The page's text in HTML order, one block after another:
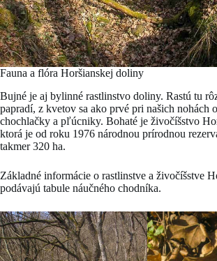
Fauna a flóra Horšianskej doliny
Bujné je aj bylinné rastlinstvo doliny. Rastú tu
papradí, z kvetov sa ako prvé pri našich nohách
chochlačky a pľúcniky. Bohaté je živočíšstvo
ktorá je od roku 1976 národnou prírodnou
takmer 320 ha.
Základné informácie o rastlinstve a živočíšstve
podávajú tabule náučného chodníka.